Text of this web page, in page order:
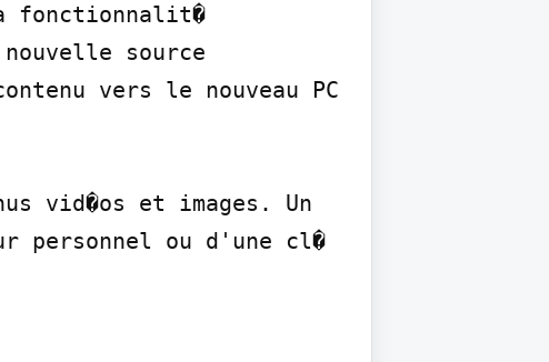
fonctionnalit�
source
vers le nouveau PC
vid�os et images. Un
personnel ou d'une cl�